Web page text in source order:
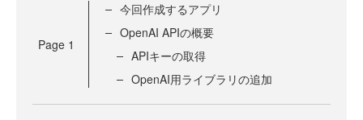
Page 1
今回作成するアプリ
OpenAI APIの概要
APIキーの取得
OpenAI用ライブラリの追加